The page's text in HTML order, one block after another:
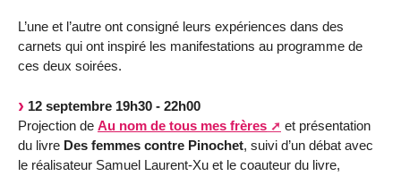
L’une et l’autre ont consigné leurs expériences dans des
carnets qui ont inspiré les manifestations au programme de
ces deux soirées.
12 septembre 19h30 - 22h00
Projection de Au nom de tous mes frères
et présentation
du livre Des femmes contre Pinochet, suivi d’un débat avec
le réalisateur Samuel Laurent-Xu et le coauteur du livre,